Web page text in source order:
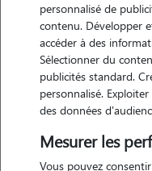
Motivation
de nature empathique et
d'avoir mon propre
que je me suis tournée
l'agréable, et je rends
personnalisé de
contenu. Développer
accéder à des
Sélectionner du
publicités standard.
personnalisé.
des données
Mesurer les
Vous pouvez